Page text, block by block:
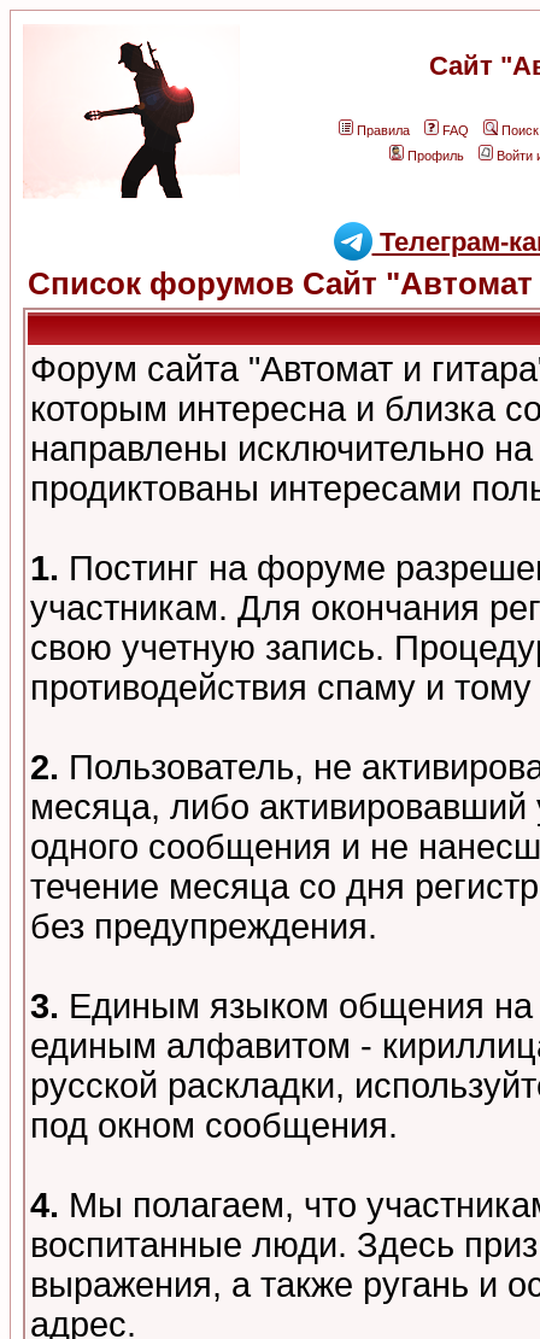
Сайт
Правила FAQ
Поиск
Профиль
Войти
Телеграм-
Список форумов Сайт "Автомат
Форум сайта "Автомат и
которым интересна и близка
направлены исключительно
продиктованы интересами
1. Постинг на форуме
участникам. Для окончания
свою учетную запись.
противодействия спаму и
2. Пользователь, не
месяца, либо
одного сообщения и не
течение месяца со дня
без предупреждения.
3. Единым языком общения на
единым алфавитом -
русской раскладки,
под окном сообщения.
4. Мы полагаем, что
воспитанные люди. Здесь
выражения, а также ругань и
адрес.